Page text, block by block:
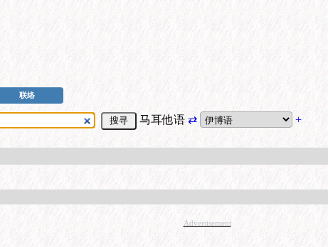
联络
马耳他语 ⇄ +
Advertisement